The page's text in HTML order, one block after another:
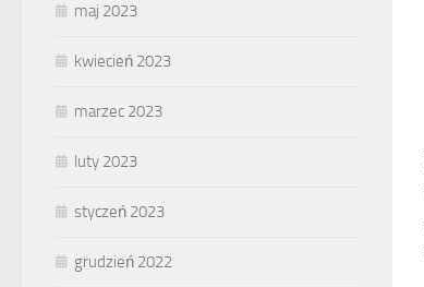
maj 2023
kwiecień 2023
marzec 2023
luty 2023
styczeń 2023
grudzień 2022